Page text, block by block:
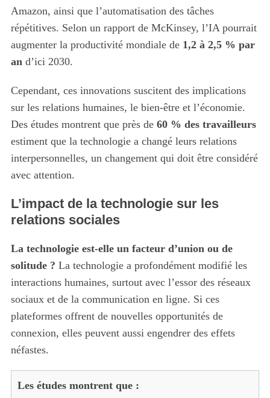
Amazon, ainsi que l’automatisation des tâches
répétitives. Selon un rapport de McKinsey, l’IA pourrait
augmenter la productivité mondiale de 1,2 à 2,5 % par
and’ici 2030.
Cependant, ces innovations suscitent des implications
sur les relations humaines, le bien-être et l’économie.
Des études montrent que près de 60 % des travailleurs
estiment que la technologie a changé leurs relations
interpersonnelles, un changement qui doit être considéré
avec attention.
L’impact de la technologie sur les
relations sociales
La technologie est-elle un facteur d’union ou de
solitude ? La technologie a profondément modifié les
interactions humaines, surtout avec l’essor des réseaux
sociaux et de la communication en ligne. Si ces
plateformes offrent de nouvelles opportunités de
connexion, elles peuvent aussi engendrer des effets
néfastes.
Les études montrent que :